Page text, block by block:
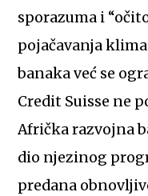
sporazuma i
pojačavanja
banaka već se
Credit Suisse ne
Afrička razvojna
dio njezinog
predana